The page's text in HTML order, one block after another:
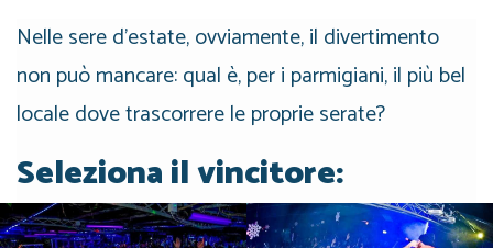
Nelle sere d'estate, ovviamente, il divertimento
non può mancare: qual è, per i parmigiani, il più bel
locale dove trascorrere le proprie serate?
Seleziona il vincitore: